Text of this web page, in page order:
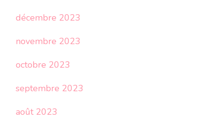
décembre 2023
novembre 2023
octobre 2023
septembre 2023
août 2023